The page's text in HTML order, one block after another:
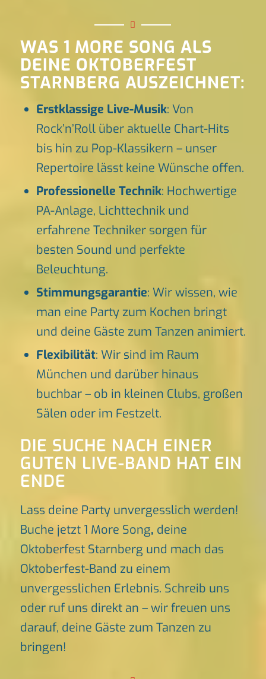
WAS 1 MORE SONG ALS
DEINE OKTOBERFEST
STARNBERG AUSZEICHNET:
Erstklassige Live-Musik: Von
Rock’n’Roll über aktuelle Chart-Hits
bis hin zu Pop-Klassikern – unser
Repertoire lässt keine Wünsche offen.
Professionelle Technik: Hochwertige
PA-Anlage, Lichttechnik und
erfahrene Techniker sorgen für
besten Sound und perfekte
Beleuchtung.
Stimmungsgarantie: Wir wissen, wie
man eine Party zum Kochen bringt
und deine Gäste zum Tanzen animiert.
Flexibilität: Wir sind im Raum
München und darüber hinaus
buchbar – ob in kleinen Clubs, großen
Sälen oder im Festzelt.
DIE SUCHE NACH EINER
GUTEN LIVE-BAND HAT EIN
ENDE
Lass deine Party unvergesslich werden!
Buche jetzt 1 More Song, deine
Oktoberfest Starnberg und mach das
Oktoberfest-Band zu einem
unvergesslichen Erlebnis. Schreib uns
oder ruf uns direkt an – wir freuen uns
darauf, deine Gäste zum Tanzen zu
bringen!